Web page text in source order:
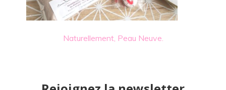
Naturellement, Peau Neuve.